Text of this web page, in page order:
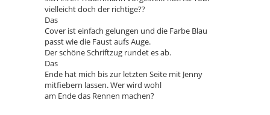
vielleicht doch der richtige??
Das
Cover ist einfach gelungen und die Farbe Blau
passt wie die Faust aufs Auge.
Der schöne Schriftzug rundet es ab.
Das
Ende hat mich bis zur letzten Seite mit Jenny
mitfiebern lassen. Wer wird wohl
am Ende das Rennen machen?